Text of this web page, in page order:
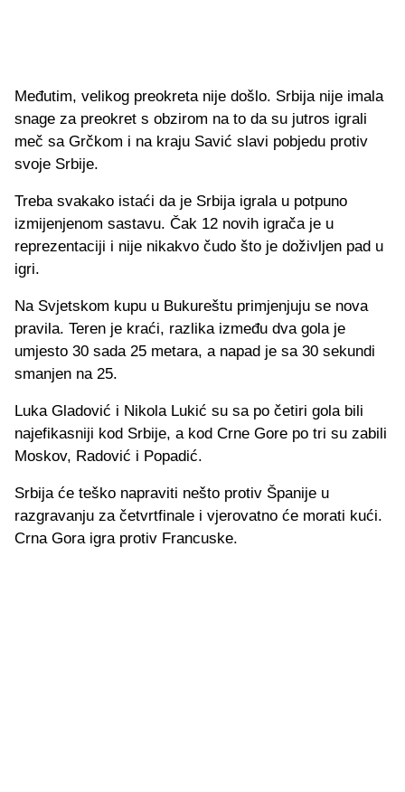
Međutim, velikog preokreta nije došlo. Srbija nije imala
snage za preokret s obzirom na to da su jutros igrali
meč sa Grčkom i na kraju Savić slavi pobjedu protiv
svoje Srbije.
Treba svakako istaći da je Srbija igrala u potpuno
izmijenjenom sastavu. Čak 12 novih igrača je u
reprezentaciji i nije nikakvo čudo što je doživljen pad u
igri.
Na Svjetskom kupu u Bukureštu primjenjuju se nova
pravila. Teren je kraći, razlika između dva gola je
umjesto 30 sada 25 metara, a napad je sa 30 sekundi
smanjen na 25.
Luka Gladović i Nikola Lukić su sa po četiri gola bili
najefikasniji kod Srbije, a kod Crne Gore po tri su zabili
Moskov, Radović i Popadić.
Srbija će teško napraviti nešto protiv Španije u
razgravanju za četvrtfinale i vjerovatno će morati kući.
Crna Gora igra protiv Francuske.